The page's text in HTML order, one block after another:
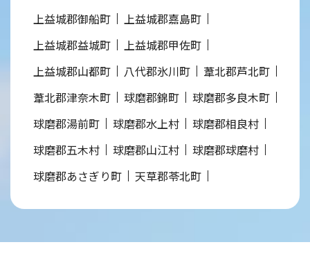
上益城郡御船町
上益城郡嘉島町
上益城郡益城町
上益城郡甲佐町
上益城郡山都町
八代郡氷川町
葦北郡芦北町
葦北郡津奈木町
球磨郡錦町
球磨郡多良木町
球磨郡湯前町
球磨郡水上村
球磨郡相良村
球磨郡五木村
球磨郡山江村
球磨郡球磨村
球磨郡あさぎり町
天草郡苓北町